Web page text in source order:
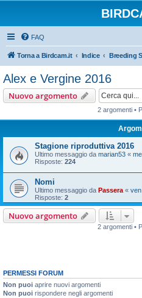
FAQ
Torna a Birdcam.it Indice Breeding
Alex e Vergine 2016
Nuovo argomento
2 argomenti •
Stagione riproduttiva 2016
Ultimo messaggio da marian53 «
Risposte: 224
Nomi
Ultimo messaggio da Passera «
Risposte: 2
Nuovo argomento
2 argomenti •
PERMESSI FORUM
Non puoi aprire nuovi argomenti
Non puoi rispondere negli argomenti